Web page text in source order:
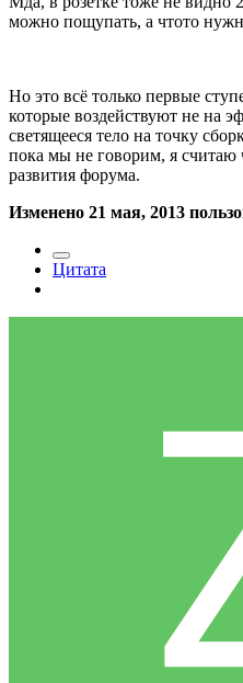
можно пощупать, а чтото
Но это всё только первые
которые воздействуют не на
светящееся тело на точку
пока мы не говорим, я
развития форума.
Изменено 21 мая, 2013
Цитата